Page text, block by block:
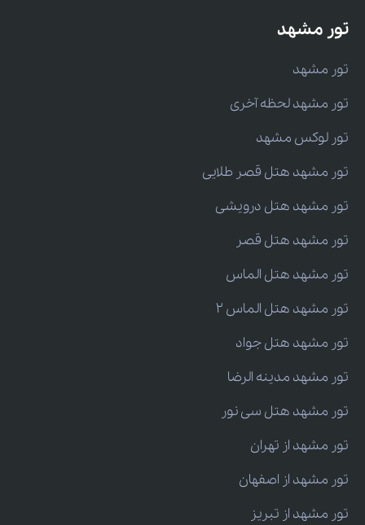
تور مشهد
تور مشهد
تور مشهد لحظه آخری
تور لوکس مشهد
تور مشهد هتل قصر طلایی
تور مشهد هتل درویشی
تور مشهد هتل قصر
تور مشهد هتل الماس
تور مشهد هتل الماس 2
تور مشهد هتل جواد
تور مشهد مدینه الرضا
تور مشهد هتل سی نور
تور مشهد از تهران
تور مشهد از اصفهان
تور مشهد از تبریز